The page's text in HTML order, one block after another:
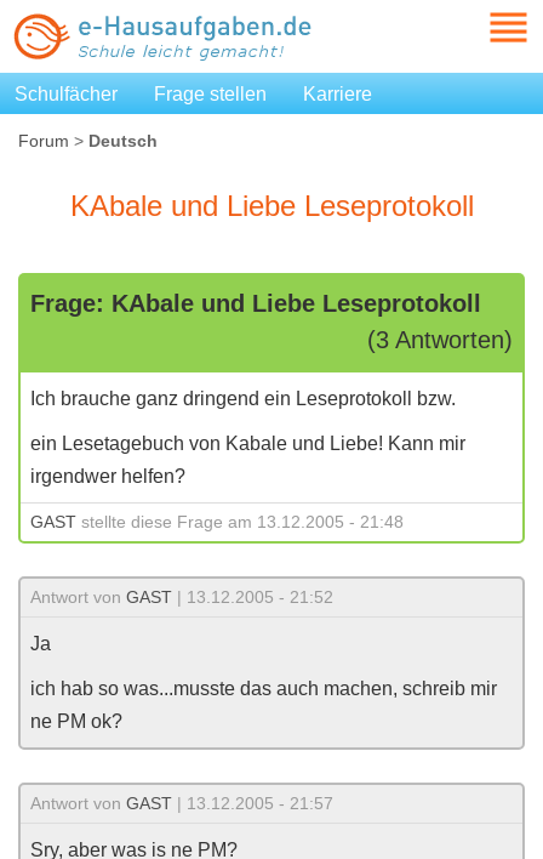
Schulfächer Frage stellen Karriere
Forum > Deutsch
KAbale und Liebe Leseprotokoll
Frage: KAbale und Liebe Leseprotokoll
(3 Antworten)
Ich brauche ganz dringend ein Leseprotokoll bzw.
ein Lesetagebuch von Kabale und Liebe! Kann mir
irgendwer helfen?
GAST stellte diese Frage am 13.12.2005 - 21:48
Antwort von GAST | 13.12.2005 - 21:52
Ja
ich hab so was...musste das auch machen, schreib mir
ne PM ok?
Antwort von GAST | 13.12.2005 - 21:57
Sry, aber was is ne PM?